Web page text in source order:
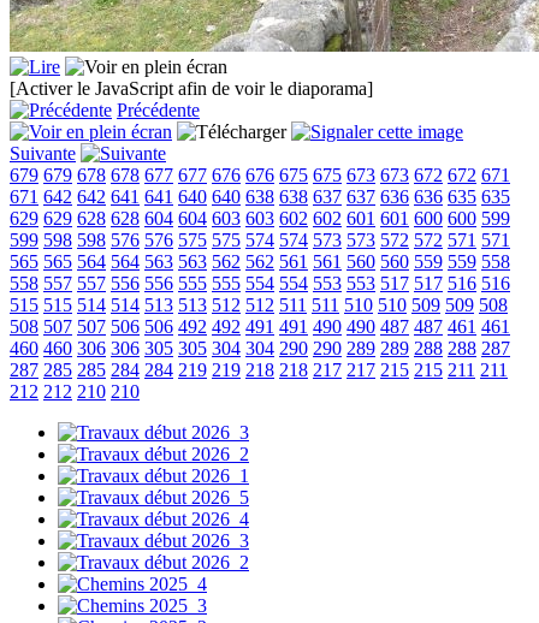
[Activer le JavaScript afin de voir le diaporama]
Précédente
Suivante
679 679 678 678 677 677 676 676 675 675 673 673 672 672 671
671 642 642 641 641 640 640 638 638 637 637 636 636 635 635
629 629 628 628 604 604 603 603 602 602 601 601 600 600 599
599 598 598 576 576 575 575 574 574 573 573 572 572 571 571
565 565 564 564 563 563 562 562 561 561 560 560 559 559 558
558 557 557 556 556 555 555 554 554 553 553 517 517 516 516
515 515 514 514 513 513 512 512 511 511 510 510 509 509 508
508 507 507 506 506 492 492 491 491 490 490 487 487 461 461
460 460 306 306 305 305 304 304 290 290 289 289 288 288 287
287 285 285 284 284 219 219 218 218 217 217 215 215 211 211
212 212 210 210